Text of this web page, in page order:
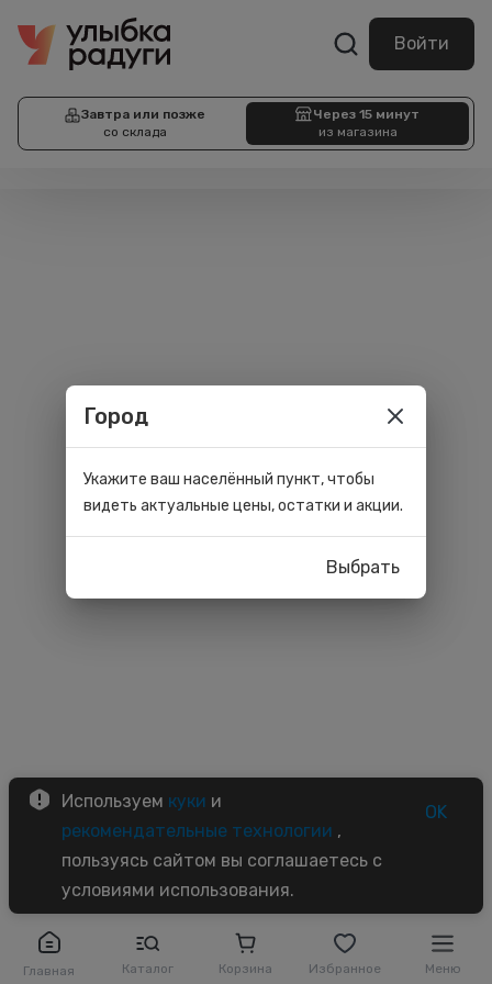
Войти
Завтра или позже
со склада
Через 15 минут
из магазина
Главная Каталог Корзина Избранное Меню
Используем куки и
рекомендательные технологии ,
пользуясь сайтом вы соглашаетесь с
условиями использования.
OK
Город
Укажите ваш населённый пункт, чтобы
видеть актуальные цены, остатки и акции.
Выбрать